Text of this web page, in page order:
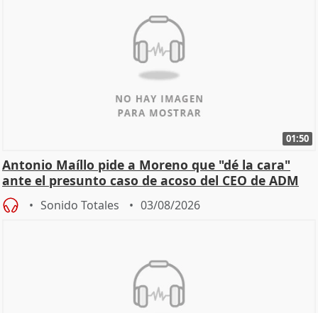
01:50
Antonio Maíllo pide a Moreno que "dé la cara"
ante el presunto caso de acoso del CEO de ADM
Sonido Totales 03/08/2026